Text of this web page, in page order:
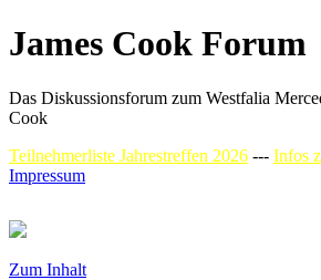
James Cook Forum
Das Diskussionsforum zum Westfalia
Cook
Teilnehmerliste Jahrestreffen 2026 --- Infos
Impressum
Zum Inhalt